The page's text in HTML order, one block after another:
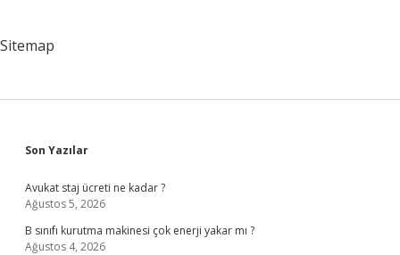
Sitemap
Sidebar
Son Yazılar
Avukat staj ücreti ne kadar ?
Ağustos 5, 2026
B sınıfı kurutma makinesi çok enerji yakar mı ?
Ağustos 4, 2026